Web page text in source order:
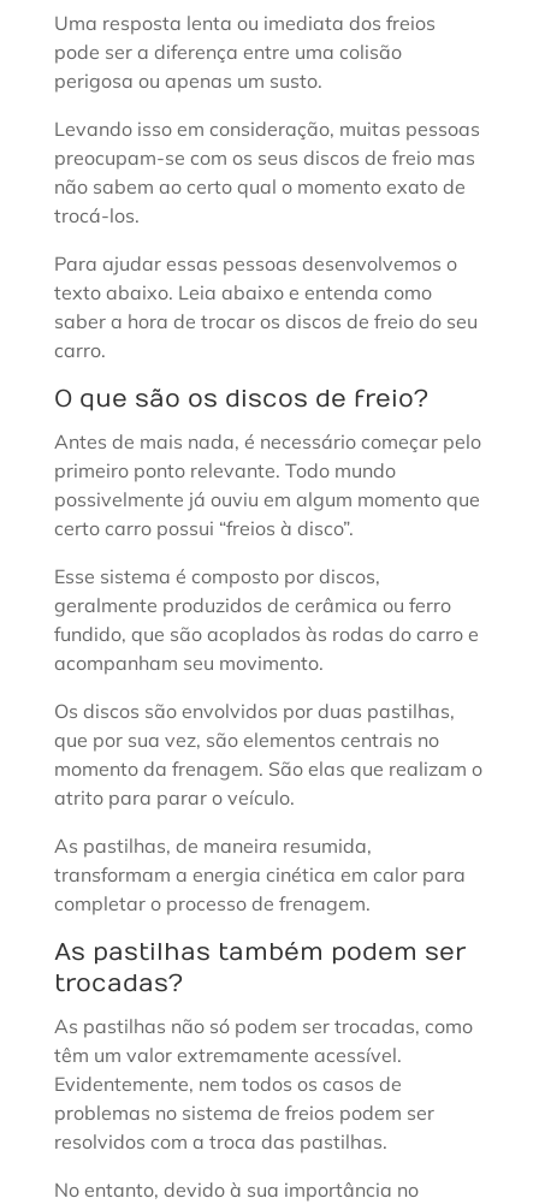
Uma resposta lenta ou imediata dos freios
pode ser a diferença entre uma colisão
perigosa ou apenas um susto.
Levando isso em consideração, muitas pessoas
preocupam-se com os seus discos de freio mas
não sabem ao certo qual o momento exato de
trocá-los.
Para ajudar essas pessoas desenvolvemos o
texto abaixo. Leia abaixo e entenda como
saber a hora de trocar os discos de freio do seu
carro.
O que são os discos de freio?
Antes de mais nada, é necessário começar pelo
primeiro ponto relevante. Todo mundo
possivelmente já ouviu em algum momento que
certo carro possui “freios à disco”.
Esse sistema é composto por discos,
geralmente produzidos de cerâmica ou ferro
fundido, que são acoplados às rodas do carro e
acompanham seu movimento.
Os discos são envolvidos por duas pastilhas,
que por sua vez, são elementos centrais no
momento da frenagem. São elas que realizam o
atrito para parar o veículo.
As pastilhas, de maneira resumida,
transformam a energia cinética em calor para
completar o processo de frenagem.
As pastilhas também podem ser
trocadas?
As pastilhas não só podem ser trocadas, como
têm um valor extremamente acessível.
Evidentemente, nem todos os casos de
problemas no sistema de freios podem ser
resolvidos com a troca das pastilhas.
No entanto, devido à sua importância no